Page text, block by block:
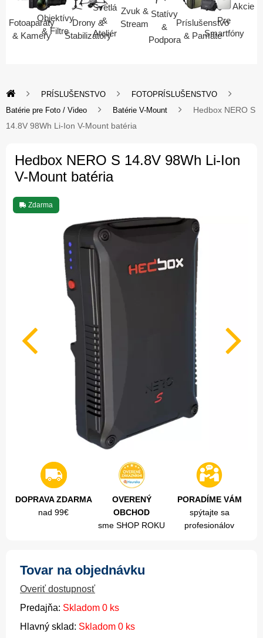
Fotoaparáty
& Kamery
Objektívy
& Filtre
Drony &
Stabilizátory
Svetlá
&
Ateliér
Zvuk &
Stream
Statívy
&
Podpora
Príslušenstvo
& Pamäte
Pre
Smartfóny
Akcie
PRÍSLUŠENSTVO
FOTOPRÍSLUŠENSTVO
Batérie pre Foto / Video
Batérie V-Mount
Hedbox NERO S
14.8V 98Wh Li-Ion V-Mount batéria
Hedbox NERO S 14.8V 98Wh Li-Ion
V-Mount batéria
Zdarma
DOPRAVA ZDARMA
nad 99€
OVERENÝ
OBCHOD
sme SHOP ROKU
PORADÍME VÁM
spýtajte sa
profesionálov
Tovar na objednávku
Overiť dostupnosť
Predajňa: Skladom 0 ks
Hlavný sklad: Skladom 0 ks